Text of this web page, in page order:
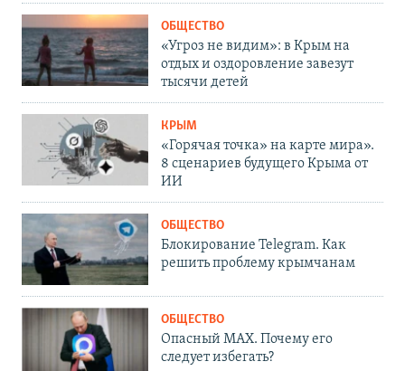
ОБЩЕСТВО
«Угроз не видим»: в Крым на
отдых и оздоровление завезут
тысячи детей
КРЫМ
«Горячая точка» на карте мира».
8 сценариев будущего Крыма от
ИИ
ОБЩЕСТВО
Блокирование Telegram. Как
решить проблему крымчанам
ОБЩЕСТВО
Опасный MAX. Почему его
следует избегать?